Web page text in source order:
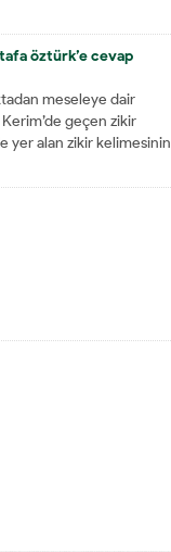
öztürk’e cevap
meseleye dair
geçen zikir
yer alan zikir kelimesinin